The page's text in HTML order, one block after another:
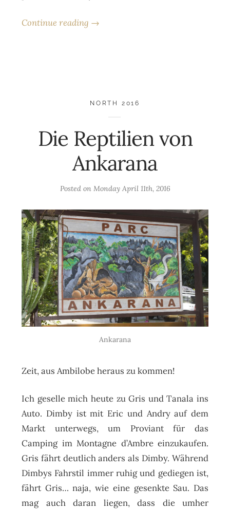
Continue reading →
NORTH 2016
Die Reptilien von
Ankarana
Posted on Monday April 11th, 2016
Ankarana
Zeit, aus Ambilobe heraus zu kommen!
Ich geselle mich heute zu Gris und Tanala ins
Auto. Dimby ist mit Eric und Andry auf dem
Markt unterwegs, um Proviant für das
Camping im Montagne d’Ambre einzukaufen.
Gris fährt deutlich anders als Dimby. Während
Dimbys Fahrstil immer ruhig und gediegen ist,
fährt Gris… naja, wie eine gesenkte Sau. Das
mag auch daran liegen, dass die umher